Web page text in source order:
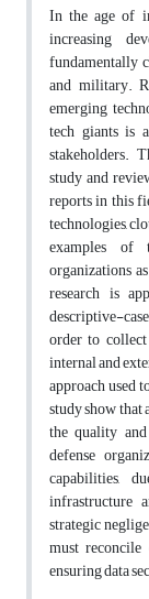
In the age of
increasing
fundamentally
and military.
emerging
tech giants is
stakeholders.
study and
reports in this
technologies,
examples of
organizations
research is
descriptive-
order to collect
internal and
approach used
study show that
the quality
defense
capabilities,
infrastructure
strategic
must reconcile
ensuring data